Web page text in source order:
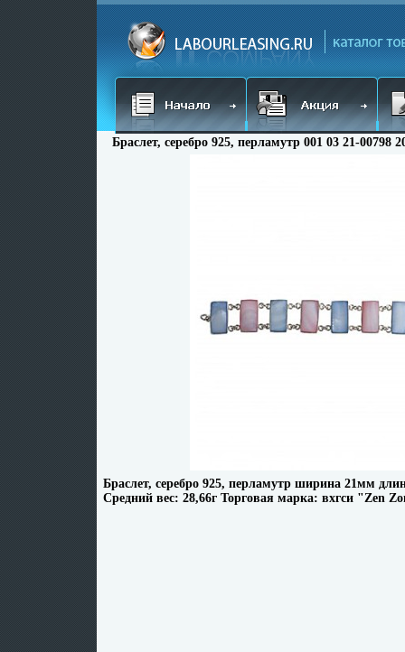
Браслет, серебро 925, перламутр 001 03 21-00798
Браслет, серебро 925, перламутр ширина 21мм
Средний вес: 28,66г Торговая марка: вхгси "Zen